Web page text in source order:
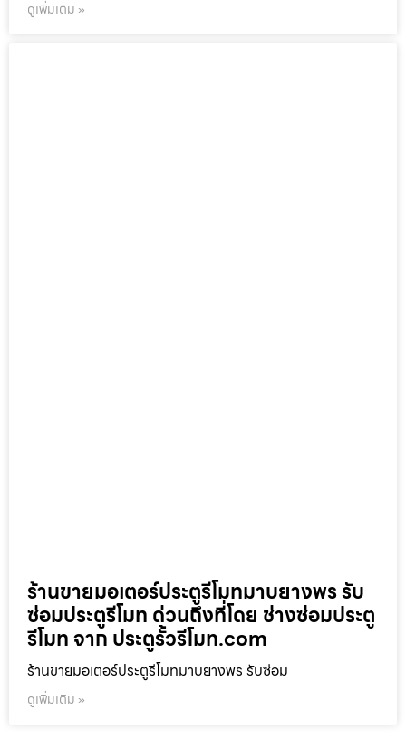
ดูเพิ่มเติม »
ร้านขายมอเตอร์ประตูรีโมทมาบยางพร รับ
ซ่อมประตูรีโมท ด่วนถึงที่โดย ช่างซ่อมประตู
รีโมท จาก ประตูรั้วรีโมท.com
ร้านขายมอเตอร์ประตูรีโมทมาบยางพร รับซ่อม
ดูเพิ่มเติม »